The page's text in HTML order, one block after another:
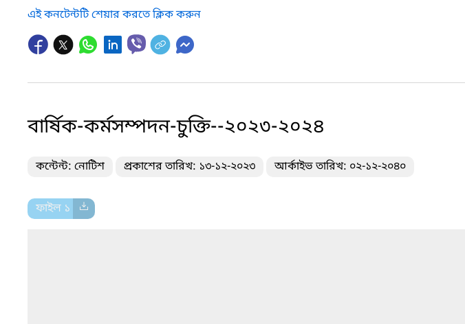
এই কনটেন্টটি শেয়ার করতে ক্লিক করুন
বার্ষিক-কর্মসম্পদন-চুক্তি--২০২৩-২০২৪
কন্টেন্ট: নোটিশ প্রকাশের তারিখ: ১৩-১২-২০২৩ আর্কাইভ তারিখ: ০২-১২-২০৪০
ফাইল ১